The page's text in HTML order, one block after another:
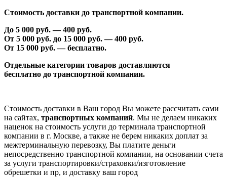
Стоимость доставки до транспортной компании.
До 5 000 руб. —400 руб.
От 5 000 руб. до 15 000 руб. —400 руб.
От 15 000 руб. — бесплатно.
Отдельные категории товаров доставляются
бесплатно до транспортной компании.
Стоимость доставки в Ваш город Вы можете рассчитать сами
на сайтах, транспортных компаний. Мы не делаем никаких
наценок на стоимость услуги до терминала транспортной
компании в г. Москве, а также не берем никаких доплат за
межтерминальную перевозку, Вы платите деньги
непосредственно транспортной компании, на основании счета
за услуги транспортировки/страховки/изготовление
обрешетки и пр, и доставку ваш город